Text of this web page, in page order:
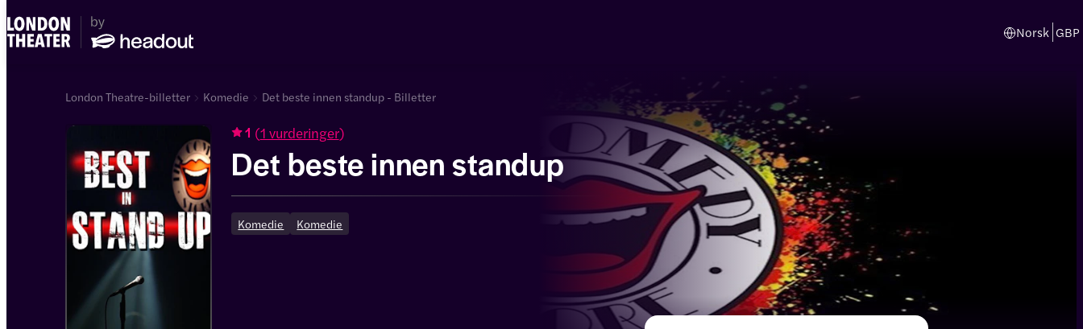
Norsk GBP
London Theatre-billetter Komedie Det beste innen standup - Billetter
1 (1 vurderinger)
Det beste innen standup
Komedie Komedie